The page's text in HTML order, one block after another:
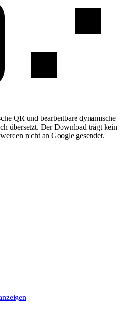
QR und bearbeitbare dynamische
übersetzt. Der Download trägt kein
nicht an Google gesendet.